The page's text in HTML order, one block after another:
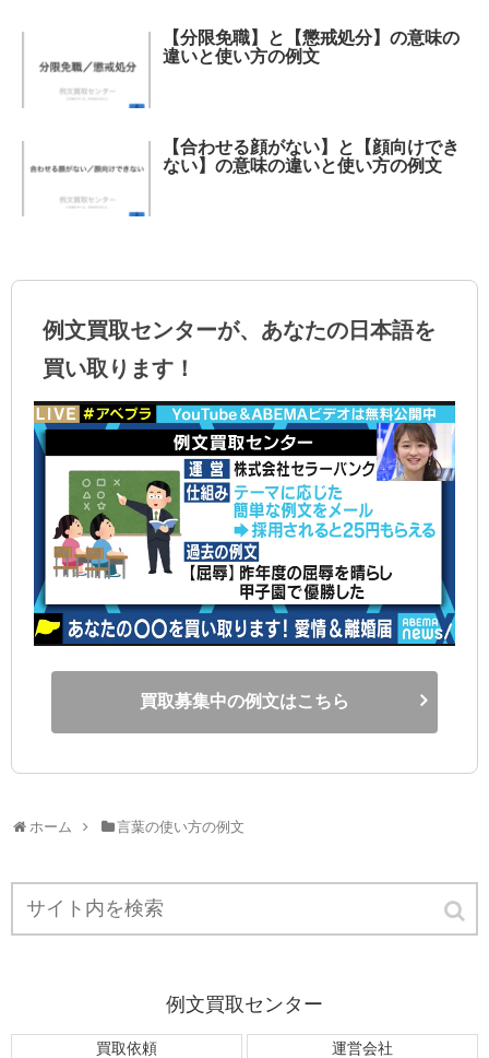
【分限免職】と【懲戒処分】の意味の
違いと使い方の例文
【合わせる顔がない】と【顔向けでき
ない】の意味の違いと使い方の例文
例文買取センターが、あなたの日本語を
買い取ります！
買取募集中の例文はこちら
ホーム 言葉の使い方の例文
例文買取センター
買取依頼 運営会社